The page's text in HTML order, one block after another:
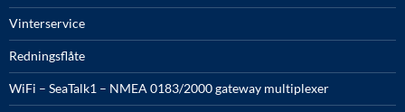
Vinterservice
Redningsflåte
WiFi – SeaTalk1 – NMEA 0183/2000 gateway multiplexer